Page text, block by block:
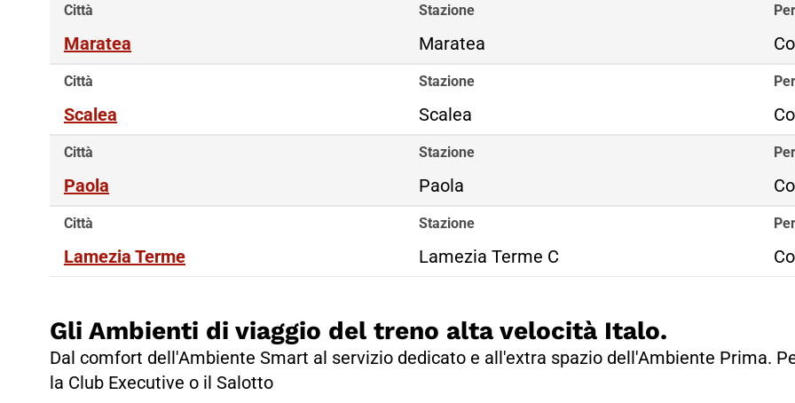
Città
Maratea
Stazione
Maratea
Città
Scalea
Stazione
Scalea
Città
Paola
Stazione
Paola
Città
Lamezia Terme
Stazione
Lamezia Terme C
Gli Ambienti di viaggio del treno alta velocità Italo.
Dal comfort dell'Ambiente Smart al servizio dedicato e all'extra spazio dell'Ambiente Prima.
la Club Executive o il Salotto